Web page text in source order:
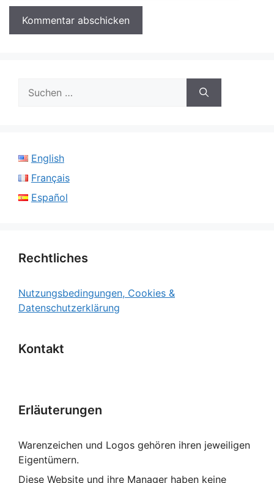
nach:
English
Français
Español
Rechtliches
Nutzungsbedingungen, Cookies &
Datenschutzerklärung
Kontakt
Erläuterungen
Warenzeichen und Logos gehören ihren jeweiligen
Eigentümern.
Diese Website und ihre Manager haben keine